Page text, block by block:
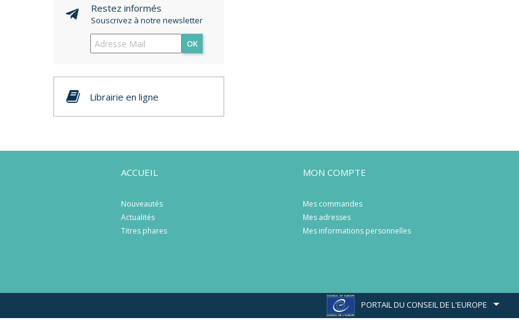
Restez informés
Souscrivez à notre newsletter
OK
Librairie en ligne
ACCUEIL
Nouveautés
Actualités
Titres phares
MON COMPTE
Mes commandes
Mes adresses
Mes informations personnelles
PORTAIL DU CONSEIL DE L'EUROPE